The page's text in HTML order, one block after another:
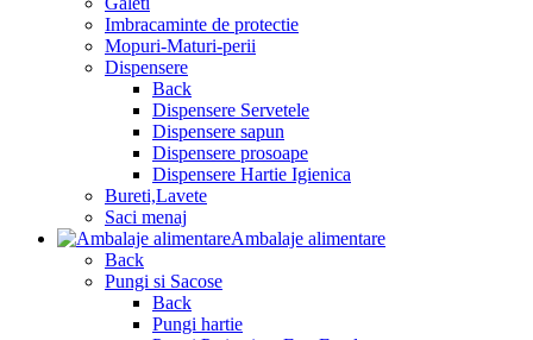
Imbracaminte de protectie
Mopuri-Maturi-perii
Dispensere
Back
Dispensere Servetele
Dispensere sapun
Dispensere prosoape
Dispensere Hartie Igienica
Bureti,Lavete
Saci menaj
Ambalaje alimentare
Back
Pungi si Sacose
Back
Pungi hartie